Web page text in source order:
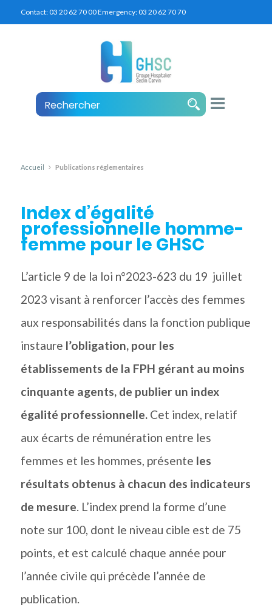
Contact:03 20 62 70 00Emergency:03 20 62 70 70
Accueil Publications réglementaires
Index d’égalité
professionnelle homme-
femme pour le GHSC
L’article 9 de la loi n°2023-623 du 19 juillet
2023 visant à renforcer l’accès des femmes
aux responsabilités dans la fonction publique
instaure l’obligation, pour les
établissements de la FPH gérant au moins
cinquante agents, de publier un index
égalité professionnelle.Cet index, relatif
aux écarts de rémunération entre les
femmes et les hommes, présente les
résultats obtenus à chacun des indicateurs
de mesure. L’index prend la forme d’une
note sur 100, dont le niveau cible est de 75
points, et est calculé chaque année pour
l’année civile qui précède l’année de
publication.